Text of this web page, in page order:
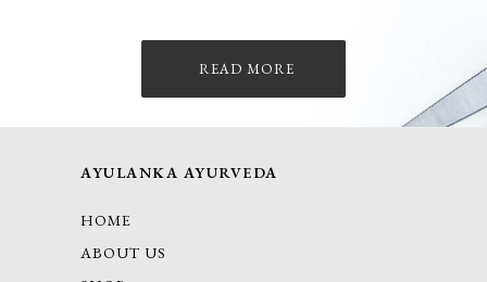
READ MORE
AYULANKA AYURVEDA
HOME
ABOUT US